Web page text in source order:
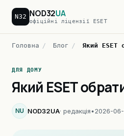
N32 NOD32UA
офіційні ліцензії ESET
Головна / Блог / Який ESET
ДЛЯ ДОМУ
Який ESET
NU NOD32UA· редакція•2026-